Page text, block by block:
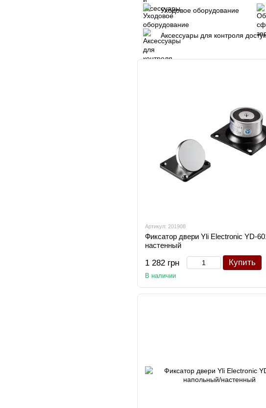
Уходовое оборудование
Аксессуары для контроля
Артикул: 201908
Фиксатор двери Yli Electronic YD-
настенный
1 282 грн Купить
В наличии